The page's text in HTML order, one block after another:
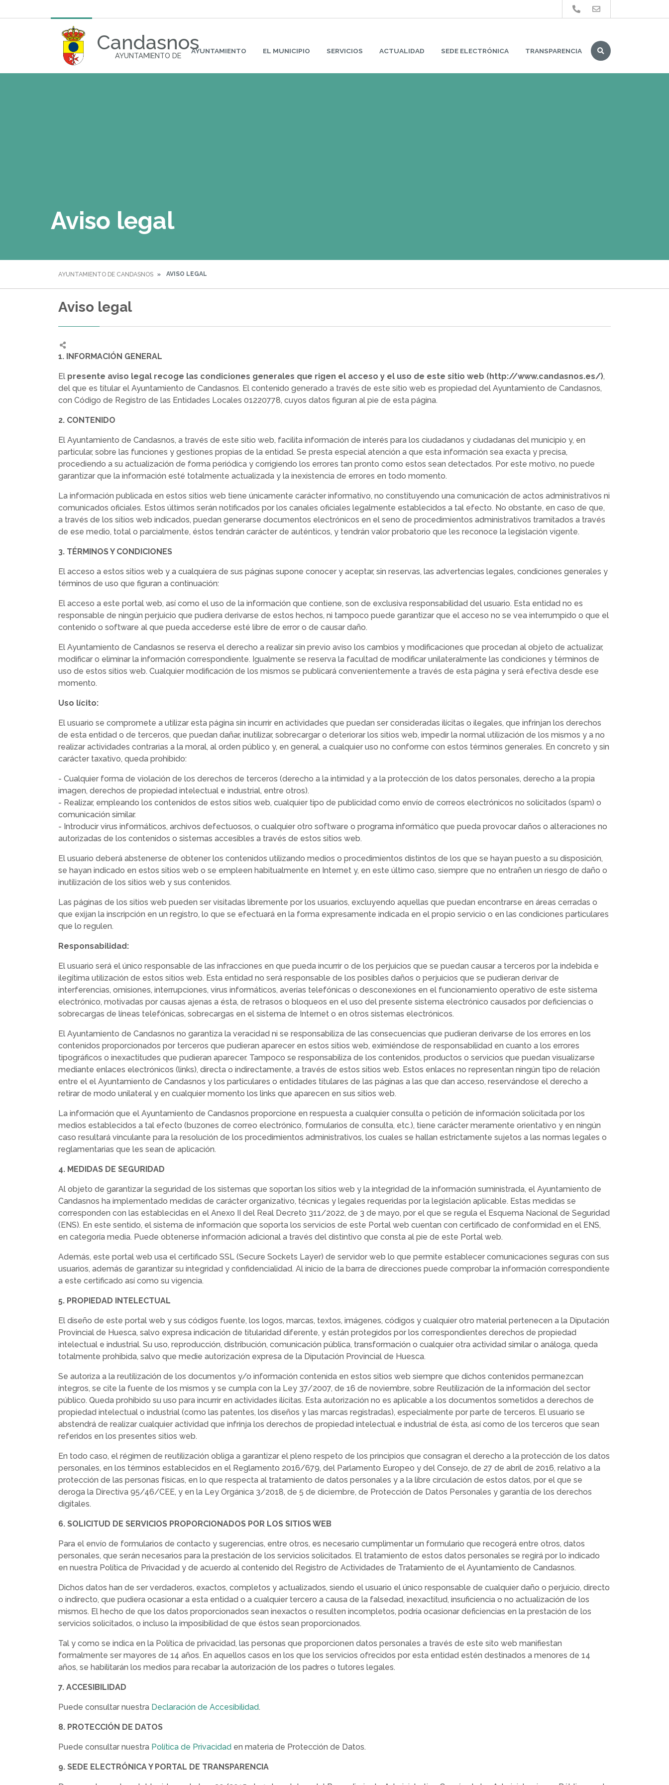
Candasnos
AYUNTAMIENTO DE
AYUNTAMIENTO EL MUNICIPIO SERVICIOS ACTUALIDAD SEDE ELECTRÓNICA TRANSPARENCIA
Buscar
Aviso legal
AYUNTAMIENTO DE CANDASNOS AVISO LEGAL
Aviso legal
1. INFORMACIÓN GENERAL
El presente aviso legal recoge las condiciones generales que rigen el acceso y el uso de este sitio web (http://www.candasnos.es/),
del que es titular el Ayuntamiento de Candasnos. El contenido generado a través de este sitio web es propiedad del Ayuntamiento de Candasnos,
con Código de Registro de las Entidades Locales 01220778, cuyos datos figuran al pie de esta página.
2. CONTENIDO
El Ayuntamiento de Candasnos, a través de este sitio web, facilita información de interés para los ciudadanos y ciudadanas del municipio y, en
particular, sobre las funciones y gestiones propias de la entidad. Se presta especial atención a que esta información sea exacta y precisa,
procediendo a su actualización de forma periódica y corrigiendo los errores tan pronto como estos sean detectados. Por este motivo, no puede
garantizar que la información esté totalmente actualizada y la inexistencia de errores en todo momento.
La información publicada en estos sitios web tiene únicamente carácter informativo, no constituyendo una comunicación de actos administrativos ni
comunicados oficiales. Estos últimos serán notificados por los canales oficiales legalmente establecidos a tal efecto. No obstante, en caso de que,
a través de los sitios web indicados, puedan generarse documentos electrónicos en el seno de procedimientos administrativos tramitados a través
de ese medio, total o parcialmente, éstos tendrán carácter de auténticos, y tendrán valor probatorio que les reconoce la legislación vigente.
3. TÉRMINOS Y CONDICIONES
El acceso a estos sitios web y a cualquiera de sus páginas supone conocer y aceptar, sin reservas, las advertencias legales, condiciones generales y
términos de uso que figuran a continuación:
El acceso a este portal web, así como el uso de la información que contiene, son de exclusiva responsabilidad del usuario. Esta entidad no es
responsable de ningún perjuicio que pudiera derivarse de estos hechos, ni tampoco puede garantizar que el acceso no se vea interrumpido o que el
contenido o software al que pueda accederse esté libre de error o de causar daño.
El Ayuntamiento de Candasnos se reserva el derecho a realizar sin previo aviso los cambios y modificaciones que procedan al objeto de actualizar,
modificar o eliminar la información correspondiente. Igualmente se reserva la facultad de modificar unilateralmente las condiciones y términos de
uso de estos sitios web. Cualquier modificación de los mismos se publicará convenientemente a través de esta página y será efectiva desde ese
momento.
Uso lícito:
El usuario se compromete a utilizar esta página sin incurrir en actividades que puedan ser consideradas ilícitas o ilegales, que infrinjan los derechos
de esta entidad o de terceros, que puedan dañar, inutilizar, sobrecargar o deteriorar los sitios web, impedir la normal utilización de los mismos y a no
realizar actividades contrarias a la moral, al orden público y, en general, a cualquier uso no conforme con estos términos generales. En concreto y sin
carácter taxativo, queda prohibido:
- Cualquier forma de violación de los derechos de terceros (derecho a la intimidad y a la protección de los datos personales, derecho a la propia
imagen, derechos de propiedad intelectual e industrial, entre otros).
- Realizar, empleando los contenidos de estos sitios web, cualquier tipo de publicidad como envío de correos electrónicos no solicitados (spam) o
comunicación similar.
- Introducir virus informáticos, archivos defectuosos, o cualquier otro software o programa informático que pueda provocar daños o alteraciones no
autorizadas de los contenidos o sistemas accesibles a través de estos sitios web.
El usuario deberá abstenerse de obtener los contenidos utilizando medios o procedimientos distintos de los que se hayan puesto a su disposición,
se hayan indicado en estos sitios web o se empleen habitualmente en Internet y, en este último caso, siempre que no entrañen un riesgo de daño o
inutilización de los sitios web y sus contenidos.
Las páginas de los sitios web pueden ser visitadas libremente por los usuarios, excluyendo aquellas que puedan encontrarse en áreas cerradas o
que exijan la inscripción en un registro, lo que se efectuará en la forma expresamente indicada en el propio servicio o en las condiciones particulares
que lo regulen.
Responsabilidad:
El usuario será el único responsable de las infracciones en que pueda incurrir o de los perjuicios que se puedan causar a terceros por la indebida e
ilegítima utilización de estos sitios web. Esta entidad no será responsable de los posibles daños o perjuicios que se pudieran derivar de
interferencias, omisiones, interrupciones, virus informáticos, averías telefónicas o desconexiones en el funcionamiento operativo de este sistema
electrónico, motivadas por causas ajenas a ésta, de retrasos o bloqueos en el uso del presente sistema electrónico causados por deficiencias o
sobrecargas de líneas telefónicas, sobrecargas en el sistema de Internet o en otros sistemas electrónicos.
El Ayuntamiento de Candasnos no garantiza la veracidad ni se responsabiliza de las consecuencias que pudieran derivarse de los errores en los
contenidos proporcionados por terceros que pudieran aparecer en estos sitios web, eximiéndose de responsabilidad en cuanto a los errores
tipográficos o inexactitudes que pudieran aparecer. Tampoco se responsabiliza de los contenidos, productos o servicios que puedan visualizarse
mediante enlaces electrónicos (links), directa o indirectamente, a través de estos sitios web. Estos enlaces no representan ningún tipo de relación
entre el el Ayuntamiento de Candasnos y los particulares o entidades titulares de las páginas a las que dan acceso, reservándose el derecho a
retirar de modo unilateral y en cualquier momento los links que aparecen en sus sitios web.
La información que el Ayuntamiento de Candasnos proporcione en respuesta a cualquier consulta o petición de información solicitada por los
medios establecidos a tal efecto (buzones de correo electrónico, formularios de consulta, etc.), tiene carácter meramente orientativo y en ningún
caso resultará vinculante para la resolución de los procedimientos administrativos, los cuales se hallan estrictamente sujetos a las normas legales o
reglamentarias que les sean de aplicación.
4. MEDIDAS DE SEGURIDAD
Al objeto de garantizar la seguridad de los sistemas que soportan los sitios web y la integridad de la información suministrada, el Ayuntamiento de
Candasnos ha implementado medidas de carácter organizativo, técnicas y legales requeridas por la legislación aplicable. Estas medidas se
corresponden con las establecidas en el Anexo II del Real Decreto 311/2022, de 3 de mayo, por el que se regula el Esquema Nacional de Seguridad
(ENS). En este sentido, el sistema de información que soporta los servicios de este Portal web cuentan con certificado de conformidad en el ENS,
en categoría media. Puede obtenerse información adicional a través del distintivo que consta al pie de este Portal web.
Además, este portal web usa el certificado SSL (Secure Sockets Layer) de servidor web lo que permite establecer comunicaciones seguras con sus
usuarios, además de garantizar su integridad y confidencialidad. Al inicio de la barra de direcciones puede comprobar la información correspondiente
a este certificado así como su vigencia.
5. PROPIEDAD INTELECTUAL
El diseño de este portal web y sus códigos fuente, los logos, marcas, textos, imágenes, códigos y cualquier otro material pertenecen a la Diputación
Provincial de Huesca, salvo expresa indicación de titularidad diferente, y están protegidos por los correspondientes derechos de propiedad
intelectual e industrial. Su uso, reproducción, distribución, comunicación pública, transformación o cualquier otra actividad similar o análoga, queda
totalmente prohibida, salvo que medie autorización expresa de la Diputación Provincial de Huesca.
Se autoriza a la reutilización de los documentos y/o información contenida en estos sitios web siempre que dichos contenidos permanezcan
íntegros, se cite la fuente de los mismos y se cumpla con la Ley 37/2007, de 16 de noviembre, sobre Reutilización de la información del sector
público. Queda prohibido su uso para incurrir en actividades ilícitas. Esta autorización no es aplicable a los documentos sometidos a derechos de
propiedad intelectual o industrial (como las patentes, los diseños y las marcas registradas), especialmente por parte de terceros. El usuario se
abstendrá de realizar cualquier actividad que infrinja los derechos de propiedad intelectual e industrial de ésta, así como de los terceros que sean
referidos en los presentes sitios web.
En todo caso, el régimen de reutilización obliga a garantizar el pleno respeto de los principios que consagran el derecho a la protección de los datos
personales, en los términos establecidos en el Reglamento 2016/679, del Parlamento Europeo y del Consejo, de 27 de abril de 2016, relativo a la
protección de las personas físicas, en lo que respecta al tratamiento de datos personales y a la libre circulación de estos datos, por el que se
deroga la Directiva 95/46/CEE, y en la Ley Orgánica 3/2018, de 5 de diciembre, de Protección de Datos Personales y garantía de los derechos
digitales.
6. SOLICITUD DE SERVICIOS PROPORCIONADOS POR LOS SITIOS WEB
Para el envío de formularios de contacto y sugerencias, entre otros, es necesario cumplimentar un formulario que recogerá entre otros, datos
personales, que serán necesarios para la prestación de los servicios solicitados. El tratamiento de estos datos personales se regirá por lo indicado
en nuestra Política de Privacidad y de acuerdo al contenido del Registro de Actividades de Tratamiento de el Ayuntamiento de Candasnos.
Dichos datos han de ser verdaderos, exactos, completos y actualizados, siendo el usuario el único responsable de cualquier daño o perjuicio, directo
o indirecto, que pudiera ocasionar a esta entidad o a cualquier tercero a causa de la falsedad, inexactitud, insuficiencia o no actualización de los
mismos. El hecho de que los datos proporcionados sean inexactos o resulten incompletos, podría ocasionar deficiencias en la prestación de los
servicios solicitados, o incluso la imposibilidad de que éstos sean proporcionados.
Tal y como se indica en la Política de privacidad, las personas que proporcionen datos personales a través de este sito web manifiestan
formalmente ser mayores de 14 años. En aquellos casos en los que los servicios ofrecidos por esta entidad estén destinados a menores de 14
años, se habilitarán los medios para recabar la autorización de los padres o tutores legales.
7. ACCESIBILIDAD
Puede consultar nuestra Declaración de Accesibilidad.
8. PROTECCIÓN DE DATOS
Puede consultar nuestra Política de Privacidad en materia de Protección de Datos.
9. SEDE ELECTRÓNICA Y PORTAL DE TRANSPARENCIA